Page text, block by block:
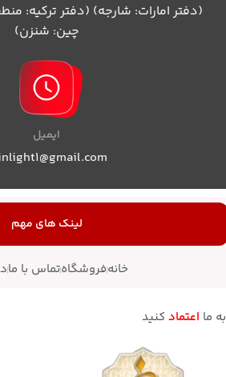
(دفتر امارات: شارجه) (دفتر ترکیه:
چین: شنزن)
ایمیل
لینک های مهم
خانهفروشگاهتماس با ما
به ما اعتماد کنید